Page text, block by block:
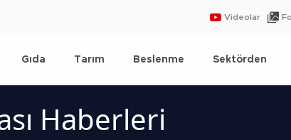
Videolar
Gıda Tarım Beslenme Sektörden
Haberleri